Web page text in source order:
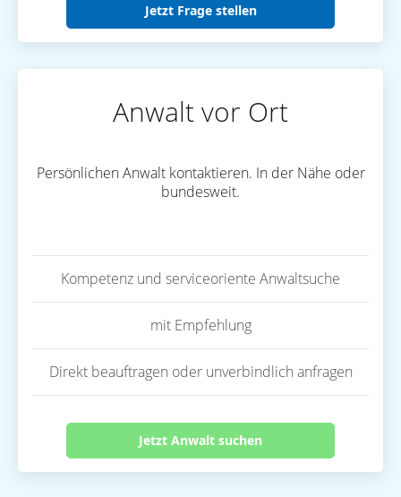
Jetzt Frage stellen
Anwalt vor Ort
Persönlichen Anwalt kontaktieren. In der Nähe oder
bundesweit.
Kompetenz und serviceoriente Anwaltsuche
mit Empfehlung
Direkt beauftragen oder unverbindlich anfragen
Jetzt Anwalt suchen